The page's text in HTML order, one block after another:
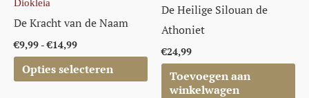
Diokleia
De Kracht van de Naam
€9,99 - €14,99
Opties selecteren
productpagina
De Heilige Silouan de
Athoniet
€24,99
Toevoegen aan
winkelwagen